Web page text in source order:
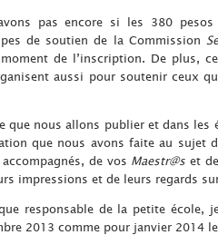
pas encore si les 380
de soutien de la Commission
de l’inscription. De plus,
aussi pour soutenir ceux
que nous allons publier et dans les
que nous avons faite au
de vos Maestr@s et
impressions et de leurs regards
responsable de la petite
2013 comme pour janvier 2014